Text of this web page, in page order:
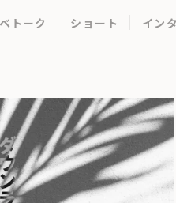
トーク ショート イン